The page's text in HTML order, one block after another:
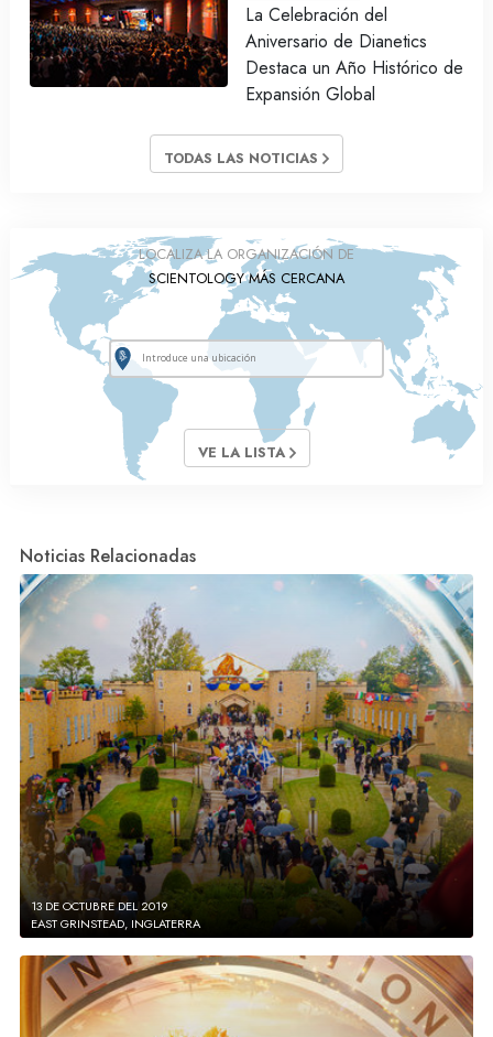
La Celebración del
Aniversario de Dianetics
Destaca un Año Histórico de
Expansión Global
TODAS LAS NOTICIAS
LOCALIZA LA ORGANIZACIÓN DE
SCIENTOLOGY MÁS CERCANA
VE LA LISTA
Noticias Relacionadas
13 DE OCTUBRE DEL 2019
EAST GRINSTEAD, INGLATERRA